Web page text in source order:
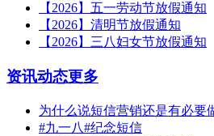
【2026】五一劳动节放假通知
【2026】清明节放假通知
【2026】三八妇女节放假通知
资讯动态更多
为什么说短信营销还是有必要
#九一八#纪念短信